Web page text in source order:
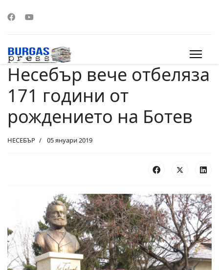
Несебър вече отбеляза
171 години от
рождението на Ботев
НЕСЕБЪР 05 януари 2019